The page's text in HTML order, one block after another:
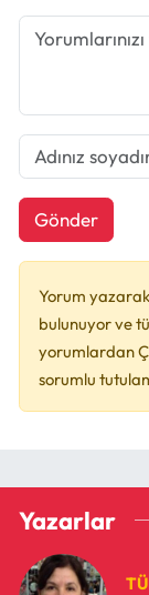
Gönder
Yorum yazarak
bulunuyor ve
yorumlardan
sorumlu
Yazarlar